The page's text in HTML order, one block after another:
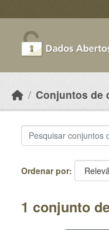
Conjuntos de
Ordenar por
1 conjunto